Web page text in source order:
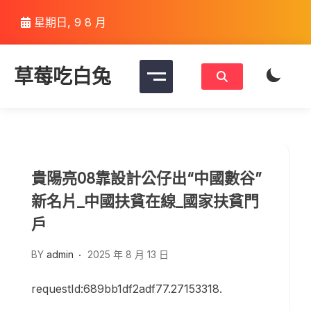
content
星期日, 9 8 月
草莓吃白兔
貴陽亮08靠設計公仔出“中國數谷”
新名片_中國扶貧在線_國家扶貧門
戶
BY admin 2025 年 8 月 13 日
requestId:689bb1df2adf77.27153318.